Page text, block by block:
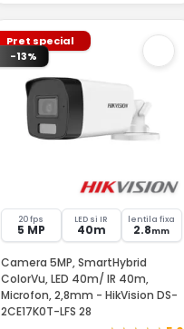
Pret special
-13%
20 fps
5 MP
LED si IR
40m
lentila fixa
2.8mm
Camera 5MP, SmartHybrid
ColorVu, LED 40m/ IR 40m,
Microfon, 2,8mm - HikVision DS-
2CE17K0T-LFS 28